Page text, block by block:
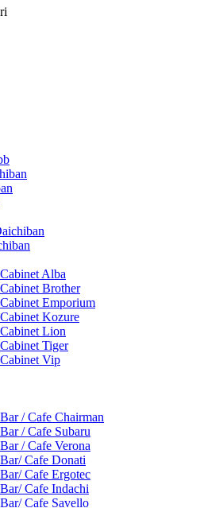
Alba
Brother
Emporium
Kozure
Lion
Tiger
Vip
/ Cafe Chairman
/ Cafe Subaru
/ Cafe Verona
Cafe Donati
Cafe Ergotec
Cafe Indachi
Cafe Savello